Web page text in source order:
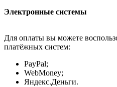
Электронные системы
Для оплаты вы можете
платёжных систем:
PayPal;
WebMoney;
Яндекс.Деньги.